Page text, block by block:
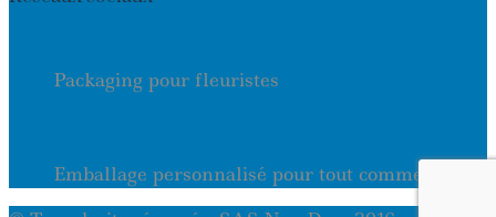
Packaging pour fleuristes
Emballage personnalisé pour tout commerce